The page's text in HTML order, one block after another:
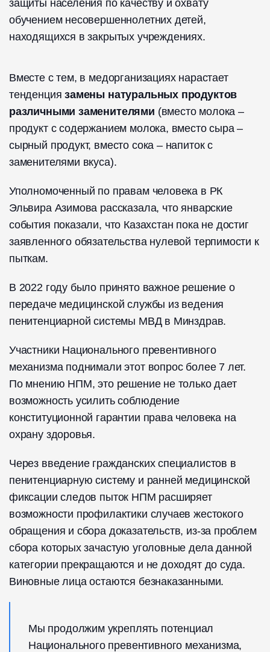
защиты населения по качеству и охвату
обучением несовершеннолетних детей,
находящихся в закрытых учреждениях.
Вместе с тем, в медорганизациях нарастает
тенденциязамены натуральных продуктов
различными заменителями (вместо молока –
продукт с содержанием молока, вместо сыра –
сырный продукт, вместо сока – напиток с
заменителями вкуса).
Уполномоченный по правам человека в РК
Эльвира Азимова рассказала, что январские
события показали, что Казахстан пока не достиг
заявленного обязательства нулевой терпимости к
пыткам.
В 2022 году было принято важное решение о
передаче медицинской службы из ведения
пенитенциарной системы МВД в Минздрав.
Участники Национального превентивного
механизма поднимали этот вопрос более 7 лет.
По мнению НПМ, это решение не только дает
возможность усилить соблюдение
конституционной гарантии права человека на
охрану здоровья.
Через введение гражданских специалистов в
пенитенциарную систему и ранней медицинской
фиксации следов пыток НПМ расширяет
возможности профилактики случаев жестокого
обращения и сбора доказательств, из-за проблем
сбора которых зачастую уголовные дела данной
категории прекращаются и не доходят до суда.
Виновные лица остаются безнаказанными.
Мы продолжим укреплять потенциал
Национального превентивного механизма,